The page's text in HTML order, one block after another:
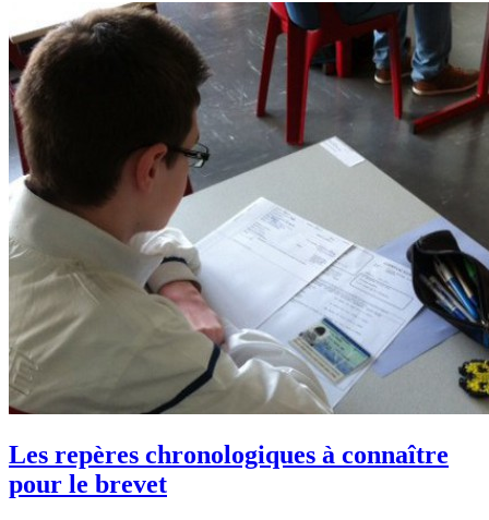
Les repères chronologiques à connaître
pour le brevet